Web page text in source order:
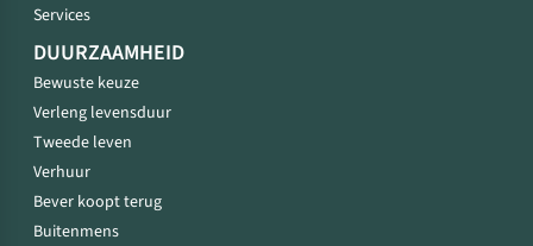
Services
DUURZAAMHEID
Bewuste keuze
Verleng levensduur
Tweede leven
Verhuur
Bever koopt terug
Buitenmens